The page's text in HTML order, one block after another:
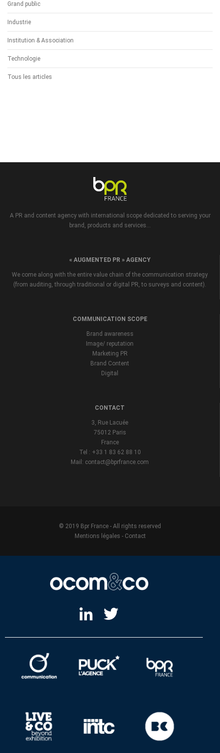
Grand public
Industrie
Institution & Association
Technologie
Tous les articles
A PR and content agency with international scope dedicated to serving your
brand, products and services...
« AUGMENTED PR » AGENCY
We come along with the entire value chain of the communication strategy
(from auditing, through traditional or digital PR, to surveys and content).
COMMUNICATION SCOPE
Brand awareness
Image/ reputation
Marketing PR
Brand Content
Digital
CONTACT
3, Rue Lacuée
75012 Paris
France
Tel : +33 1 83 62 88 10
Mail: contact@bprfrance.com
© 2019 Bpr France - All rights reserved
Mentions légales - Contact